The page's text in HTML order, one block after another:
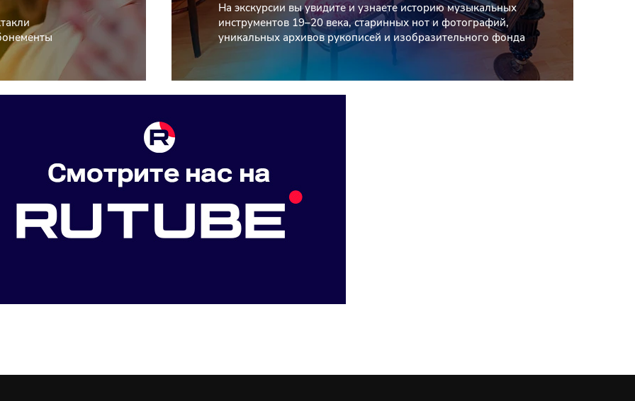
На экскурсии вы увидите и узнаете историю музыкальных
инструментов 19–20 века, старинных нот и фотографий,
уникальных архивов рукописей и изобразительного фонда